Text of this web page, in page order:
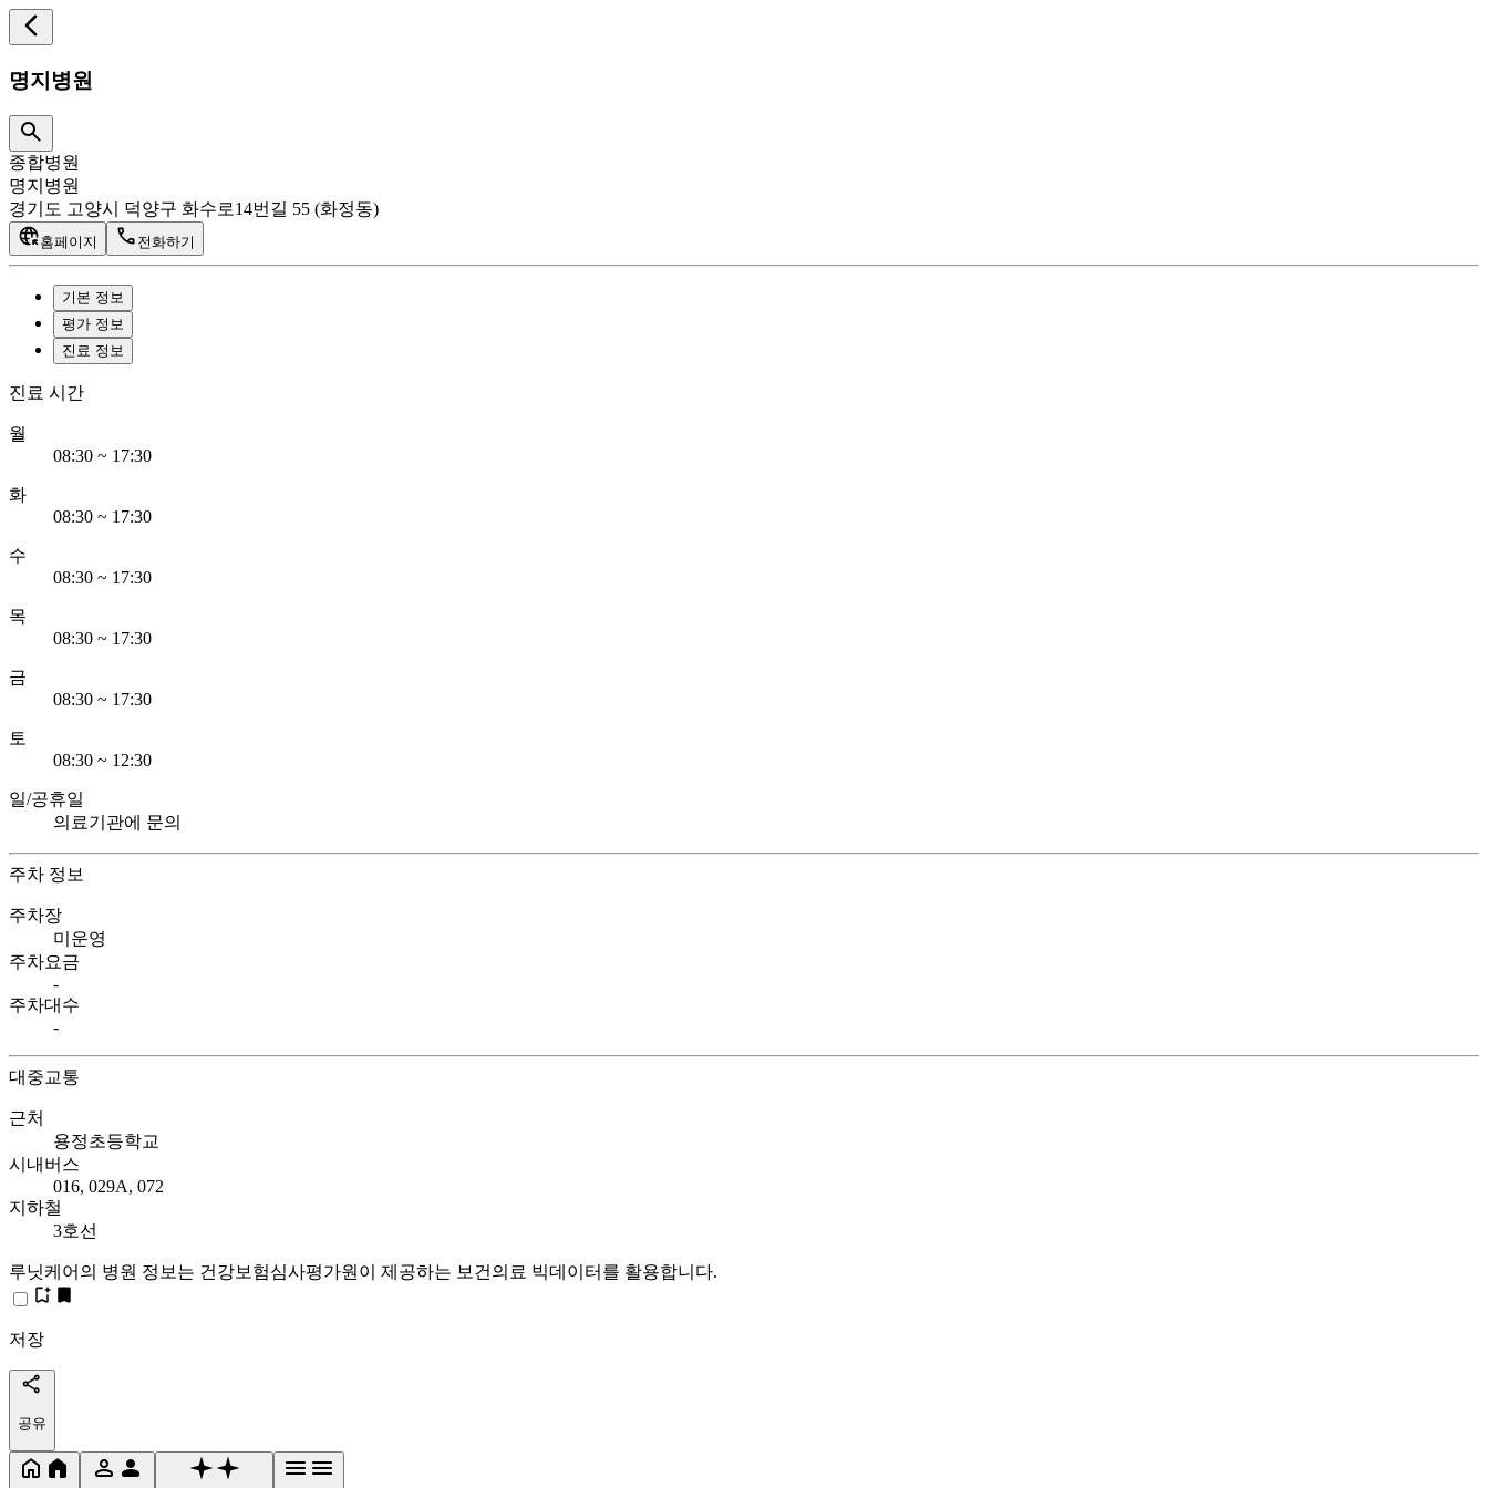
명지병원
종합병원
명지병원
경기도 고양시 덕양구 화수로14번길 55 (화정동)
홈페이지 전화하기
기본 정보
평가 정보
진료 정보
진료 시간
월
08:30 ~ 17:30
화
08:30 ~ 17:30
수
08:30 ~ 17:30
목
08:30 ~ 17:30
금
08:30 ~ 17:30
토
08:30 ~ 12:30
일/공휴일
의료기관에 문의
주차 정보
주차장
미운영
주차요금
-
주차대수
-
대중교통
근처
용정초등학교
시내버스
016, 029A, 072
지하철
3호선
루닛케어의 병원 정보는 건강보험심사평가원이 제공하는 보건의료 빅데이터를 활용합니다.
저장
공유